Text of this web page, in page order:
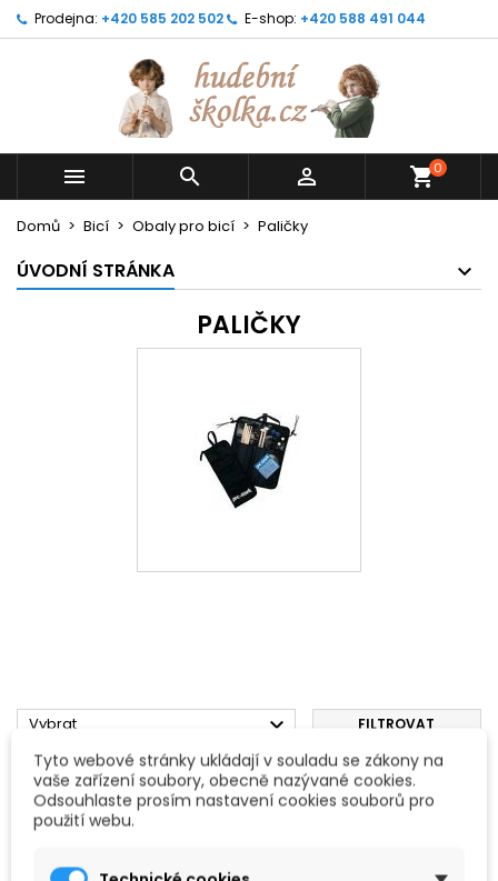
Prodejna: +420 585 202 502 E-shop: +420 588 491 044
   shopping_cart0
Domů Bicí Obaly pro bicí Paličky
ÚVODNÍ STRÁNKA
PALIČKY
Vybrat  FILTROVAT
Zobrazení 1-1 z 1 položek
Tyto webové stránky ukládají v souladu se zákony na
vaše zařízení soubory, obecně nazývané cookies.
Odsouhlaste prosím nastavení cookies souborů pro
použití webu.